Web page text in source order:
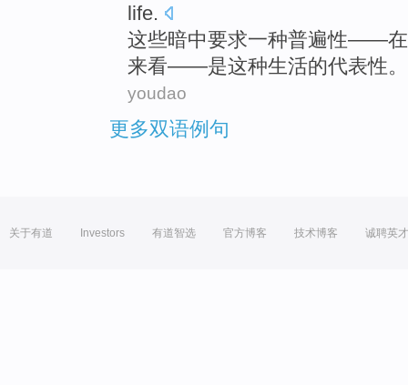
life.
这些暗中要求一种普遍性——在
来看——是这种生活的代表性。
youdao
更多双语例句
关于有道 Investors 有道智选 官方博客 技术博客 诚聘英才